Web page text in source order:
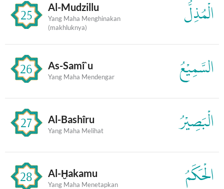
25 Al-Mudzillu
Yang Maha Menghinakan
(makhluknya)
الْمُذِلُّ
26 As-Samî`u
Yang Maha Mendengar السَّمِيْعُ
27 Al-Bashîru
Yang Maha Melihat الْبَصِيْرُ
28 Al-Ḫakamu
Yang Maha Menetapkan الْحَكَمُ